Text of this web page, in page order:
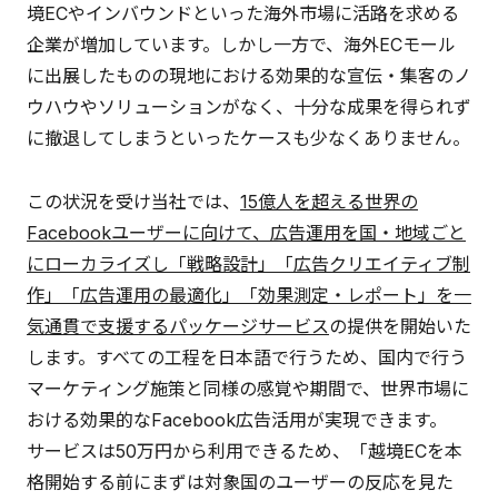
境ECやインバウンドといった海外市場に活路を求める
企業が増加しています。しかし一方で、海外ECモール
に出展したものの現地における効果的な宣伝・集客のノ
ウハウやソリューションがなく、十分な成果を得られず
に撤退してしまうといったケースも少なくありません。
この状況を受け当社では、 15億人を超える世界の
Facebookユーザーに向けて、広告運用を国・地域ごと
にローカライズし「戦略設計」「広告クリエイティブ制
作」「広告運用の最適化」「効果測定・レポート」を一
気通貫で支援する パッケージサービスの提供を開始いた
します。すべての工程を日本語で行うため、国内で行う
マーケティング施策と同様の感覚や期間で、世界市場に
おける効果的なFacebook広告活用が実現できます。
サービスは50万円から利用できるため、「越境ECを本
格開始する前にまずは対象国のユーザーの反応を見た